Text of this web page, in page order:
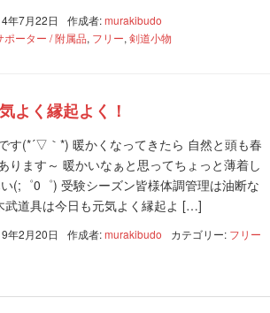
年7月22日 作成者:murakibudo
ポーター / 附属品, フリー, 剣道小物
よく縁起よく！
す(*´▽｀*) 暖かくなってきたら 自然と頭も春
ります～ 暖かいなぁと思ってちょっと薄着し
(;゜0゜) 受験シーズン皆様体調管理は油断な
武道具は今日も元気よく縁起よ […]
年2月20日 作成者:murakibudo カテゴリー: フリー